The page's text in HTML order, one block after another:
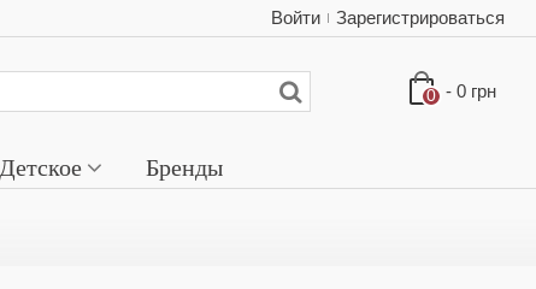
Зарегистрироваться
Войти
0 - 0 грн
Детское Бренды